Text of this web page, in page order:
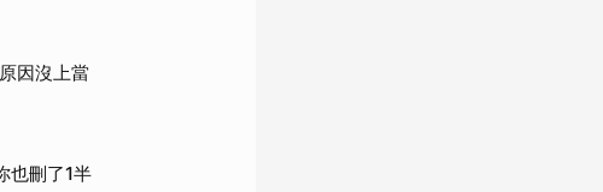
因沒上當
也刪了1半